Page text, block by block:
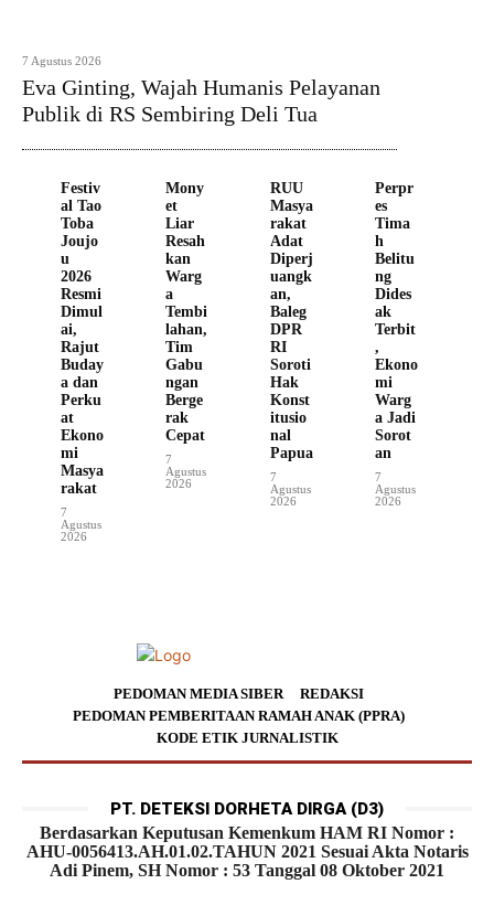
7 Agustus 2026
Eva Ginting, Wajah Humanis Pelayanan
Publik di RS Sembiring Deli Tua
Festiv
al Tao
Toba
Joujo
u
2026
Resmi
Dimul
ai,
Rajut
Buday
a dan
Perku
at
Ekono
mi
Masya
rakat
7
Agustus
2026
Mony
et
Liar
Resah
kan
Warg
a
Tembi
lahan,
Tim
Gabu
ngan
Berge
rak
Cepat
7
Agustus
2026
RUU
Masya
rakat
Adat
Diperj
uangk
an,
Baleg
DPR
RI
Soroti
Hak
Konst
itusio
nal
Papua
7
Agustus
2026
Perpr
es
Tima
h
Belitu
ng
Dides
ak
Terbit
,
Ekono
mi
Warg
a Jadi
Sorot
an
7
Agustus
2026
PEDOMAN MEDIA SIBER
REDAKSI
PEDOMAN PEMBERITAAN RAMAH ANAK (PPRA)
KODE ETIK JURNALISTIK
PT. DETEKSI DORHETA DIRGA (D3)
Berdasarkan Keputusan Kemenkum HAM RI Nomor :
AHU-0056413.AH.01.02.TAHUN 2021 Sesuai Akta Notaris
Adi Pinem, SH Nomor : 53 Tanggal 08 Oktober 2021